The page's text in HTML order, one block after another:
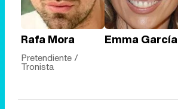
Rafa Mora
Pretendiente /
Tronista
Emma García